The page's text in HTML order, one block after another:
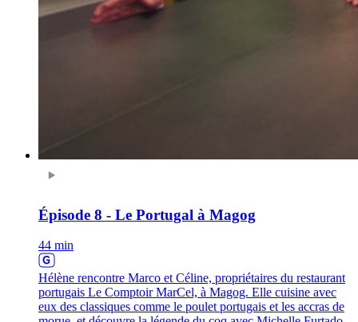
Épisode 8 - Le Portugal à Magog
44 min
Hélène rencontre Marco et Céline, propriétaires du restaurant
portugais Le Comptoir MarCel, à Magog. Elle cuisine avec
eux des classiques comme le poulet portugais et les accras de